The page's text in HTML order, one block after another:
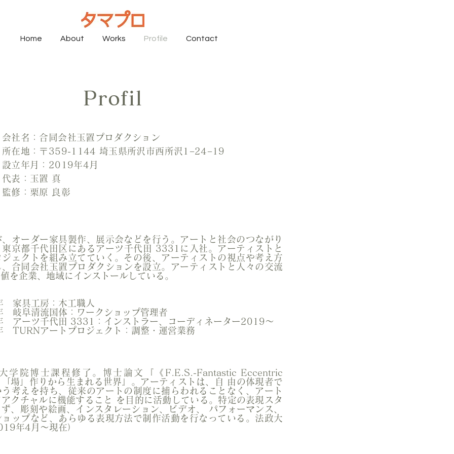
Home About Works Profile Contact
Profil
会社名：合同会社玉置プロダクション
所在地：〒359-1144 埼玉県所沢市西所沢1−24−19
​設立年月：2019年4月
代表：玉置 真
監修：栗原 良彰
オーダー家具製作、展示会などを行う。アートと社会のつながり
京都千代田区にあるアーツ千代田 3331に入社。アーティストと
ェクトを組み立てていく。その後、アーティストの視点や考え方
合同会社玉置プロダクションを設立。アーティストと人々の交流
を企業、地域にインストールしている。
家具工房：木工職人
阜清流国体：ワークショップ管理者
ーツ千代田 3331：インストラー、コーディネーター2019〜
アートプロジェクト：調整・運営業務
学院博士課程修了。博士論文『《F.E.S.-Fantastic Eccentric
場」作りから生まれる世界』。アーティストは、自 由の体現者で
考えを持ち、従来のアートの制度に捕らわれることなく、アート
クチャルに機能すること を目的に活動している。特定の表現スタ
、彫刻や絵画、インスタレーション、ビデオ、 パフォーマンス、
ップなど、あらゆる表現方法で制作活動を行なっている。法政大
年4月〜現在）